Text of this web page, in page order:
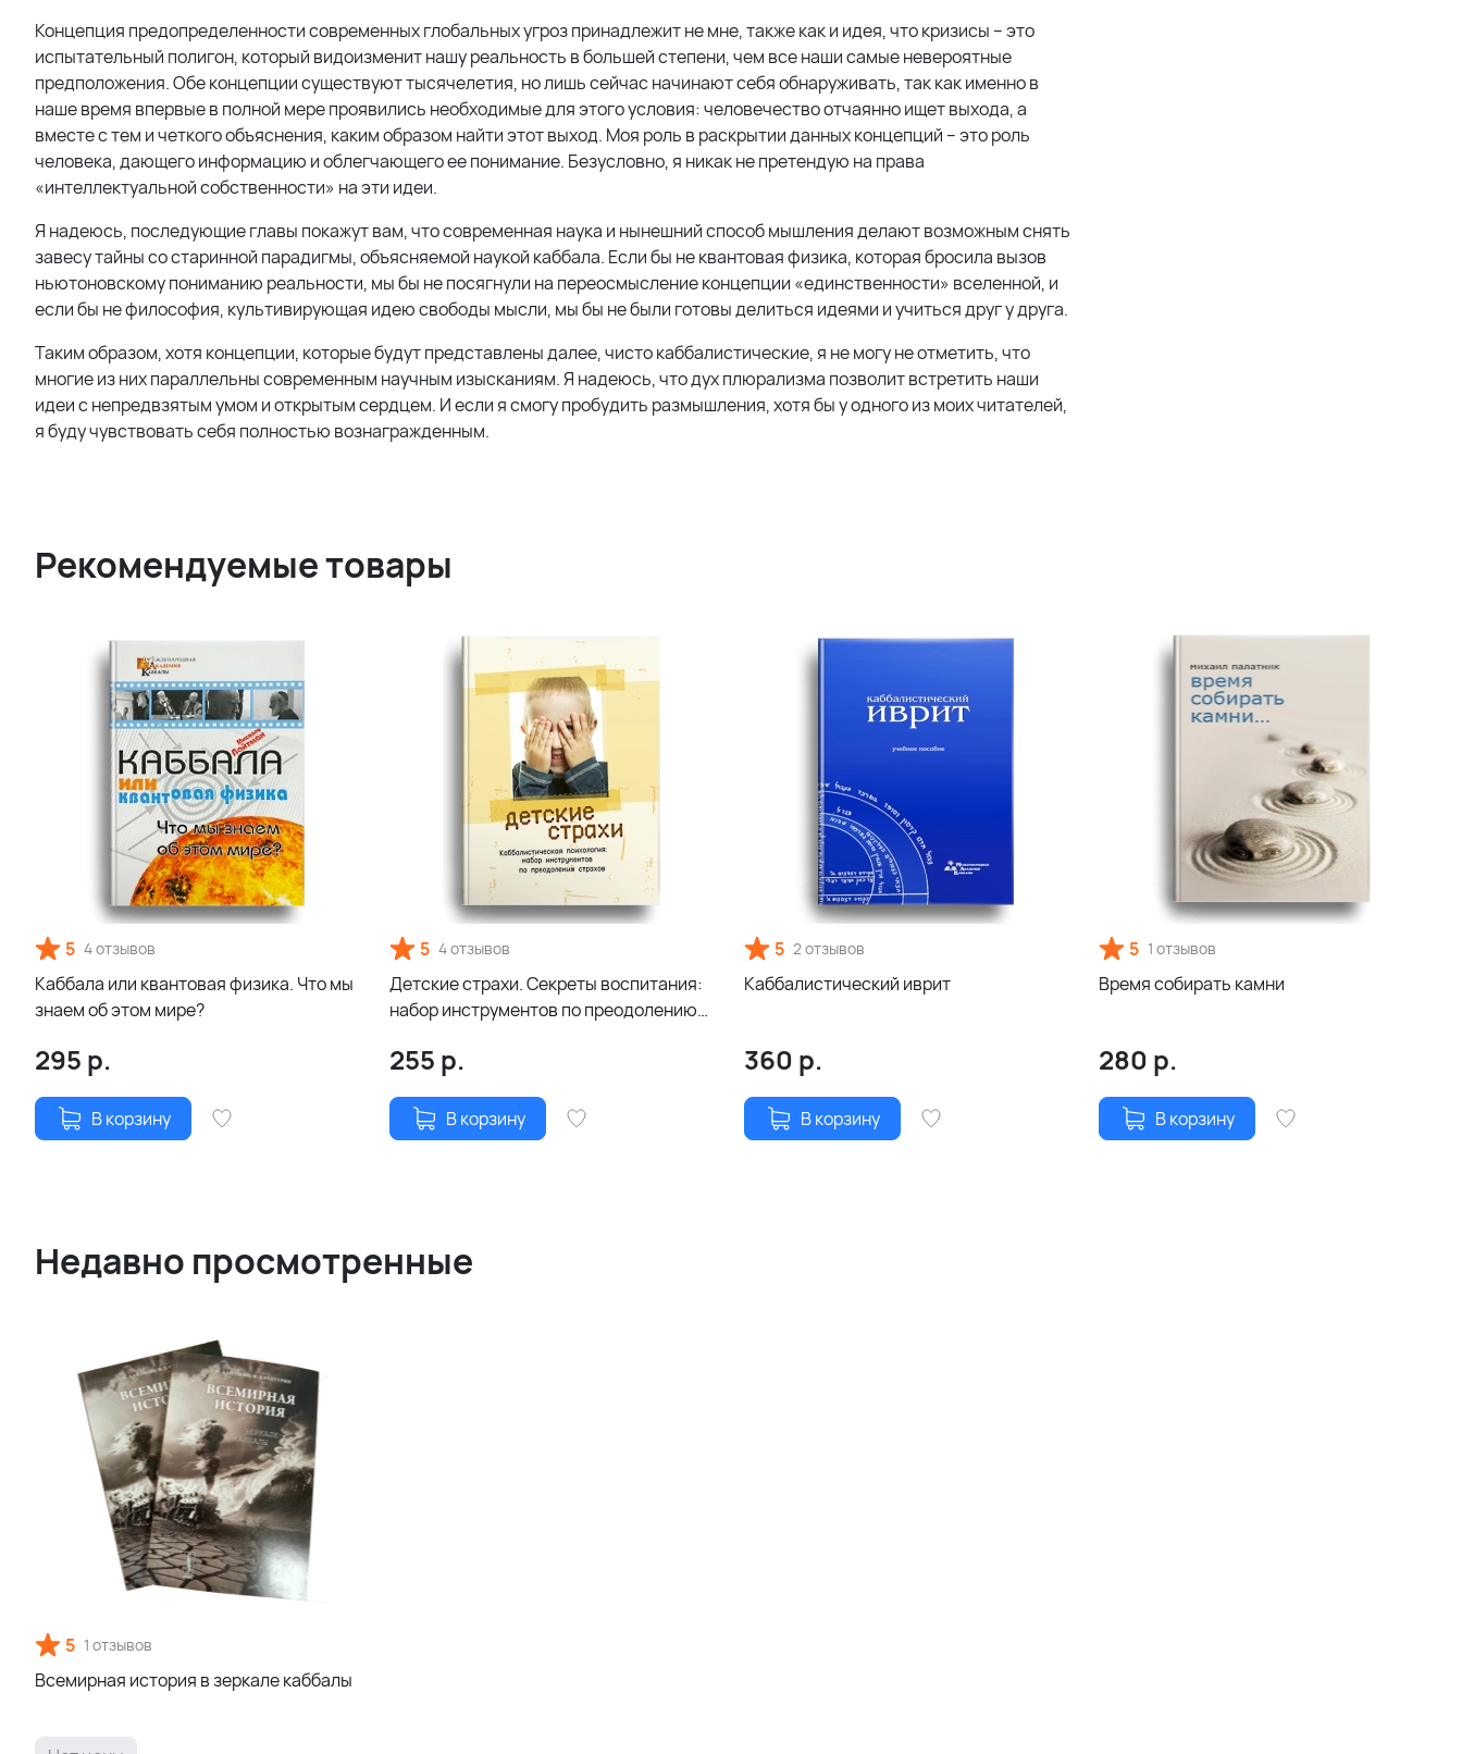
Концепция предопределенности современных глобальных угроз принадлежит не мне, также как и идея, что кризисы – это
испытательный полигон, который видоизменит нашу реальность в большей степени, чем все наши самые невероятные
предположения. Обе концепции существуют тысячелетия, но лишь сейчас начинают себя обнаруживать, так как именно в
наше время впервые в полной мере проявились необходимые для этого условия: человечество отчаянно ищет выхода, а
вместе с тем и четкого объяснения, каким образом найти этот выход. Моя роль в раскрытии данных концепций – это роль
человека, дающего информацию и облегчающего ее понимание. Безусловно, я никак не претендую на права
«интеллектуальной собственности» на эти идеи.
Я надеюсь, последующие главы покажут вам, что современная наука и нынешний способ мышления делают возможным снять
завесу тайны со старинной парадигмы, объясняемой наукой каббала. Если бы не квантовая физика, которая бросила вызов
ньютоновскому пониманию реальности, мы бы не посягнули на переосмысление концепции «единственности» вселенной, и
если бы не философия, культивирующая идею свободы мысли, мы бы не были готовы делиться идеями и учиться друг у друга.
Таким образом, хотя концепции, которые будут представлены далее, чисто каббалистические, я не могу не отметить, что
многие из них параллельны современным научным изысканиям. Я надеюсь, что дух плюрализма позволит встретить наши
идеи с непредвзятым умом и открытым сердцем. И если я смогу пробудить размышления, хотя бы у одного из моих читателей,
я буду чувствовать себя полностью вознагражденным.
Рекомендуемые товары
5 4 отзывов
Каббала или квантовая физика. Что мы
знаем об этом мире?
295 р.
В корзину
5 4 отзывов
Детские страхи. Секреты воспитания:
набор инструментов по преодолению
255 р.
В корзину
5 2 отзывов
Каббалистический иврит
360 р.
В корзину
5 1 отзывов
Время собирать камни
280 р.
В корзину
Недавно просмотренные
5 1 отзывов
Всемирная история в зеркале каббалы